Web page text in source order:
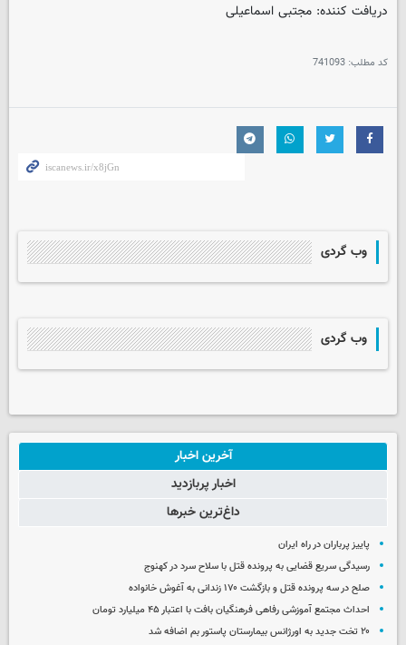
دریافت کننده: مجتبی اسماعیلی
کد مطلب: 741093
وب گردی
وب گردی
آخرین اخبار
اخبار پربازدید
داغ‌ترین خبرها
پاییز پرباران در راه ایران
رسیدگی سریع قضایی به پرونده قتل با سلاح سرد در کهنوج
صلح در سه پرونده قتل و بازگشت ۱۷۰ زندانی به آغوش خانواده
احداث مجتمع آموزشی رفاهی فرهنگیان بافت با اعتبار ۴۵ میلیارد تومان
۲۰ تخت جدید به اورژانس بیمارستان پاستور بم اضافه شد